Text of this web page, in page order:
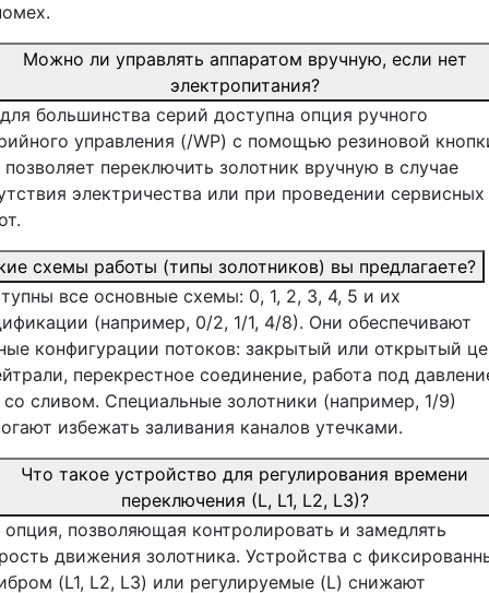
Можно ли управлять аппаратом вручную, если нет
электропитания?
большинства серий доступна опция ручного
управления (/WP) с помощью резиновой
переключить золотник вручную в случае
электричества или при проведении сервисных
схемы работы (типы золотников) вы предлагаете?
все основные схемы: 0, 1, 2, 3, 4, 5 и их
(например, 0/2, 1/1, 4/8). Они обеспечивают
конфигурации потоков: закрытый или открытый
перекрестное соединение, работа под
сливом. Специальные золотники (например, 1/9)
избежать заливания каналов утечками.
Что такое устройство для регулирования времени
переключения (L, L1, L2, L3)?
позволяющая контролировать и замедлять
движения золотника. Устройства с
(L1, L2, L3) или регулируемые (L) снижают